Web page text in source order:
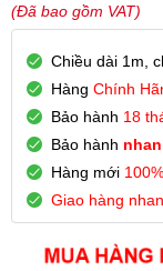
(Đã bao gồm VAT)
Chiều dài 1m,
Hàng Chính
Bảo hành 18
Bảo hành
Hàng mới
Giao hàng